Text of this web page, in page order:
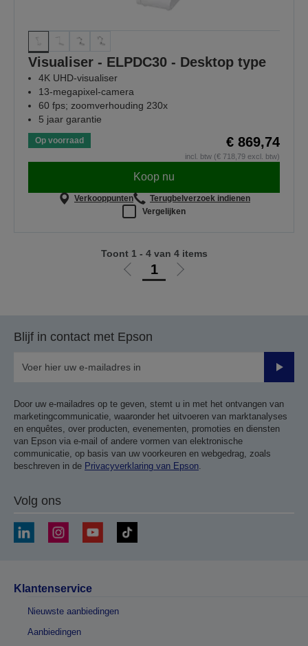
Visualiser - ELPDC30 - Desktop type
4K UHD-visualiser
13-megapixel-camera
60 fps; zoomverhouding 230x
5 jaar garantie
Op voorraad € 869,74
incl. btw (€ 718,79 excl. btw)
Koop nu
Verkooppunten
Terugbelverzoek indienen
Vergelijken
Ga
1
Ga
Toont 1 - 4 van 4 items
Blijf in contact met Epson
Door uw e-mailadres op te geven, stemt u in met het ontvangen van
marketingcommunicatie, waaronder het uitvoeren van marktanalyses
en enquêtes, over producten, evenementen, promoties en diensten
van Epson via e-mail of andere vormen van elektronische
communicatie, op basis van uw voorkeuren en webgedrag, zoals
beschreven in de Privacyverklaring van Epson
Volg ons
Klantenservice
Nieuwste aanbiedingen
Aanbiedingen